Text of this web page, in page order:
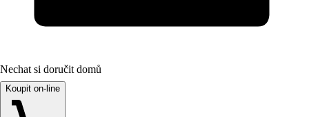
Nechat si doručit domů
Koupit on-line